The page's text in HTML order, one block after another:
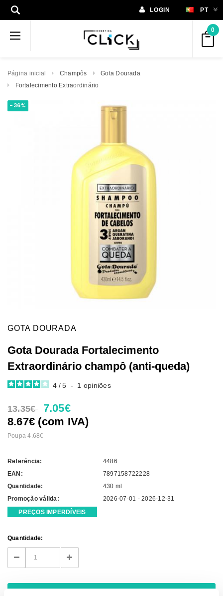
LOGIN PT
0
Página inicial Champôs
Gota Dourada
Fortalecimento Extraordinário
-36%
GOTA DOURADA
Gota Dourada Fortalecimento
Extraordinário champô (anti-queda)
4 / 5 - 1 opiniões
13.35€ 7.05€
8.67€ (com IVA)
Poupa 4.68€
Referência:
4486
EAN:
7897158722228
Quantidade:
430 ml
Promoção válida:
2026-07-01 - 2026-12-31
PREÇOS IMPERDÍVEIS
Current
Stock:
Quantidade:
DECREASE
QUANTITY:
INCREASE
QUANTITY: